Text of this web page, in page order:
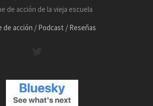
de acción de la vieja escuela
de acción / Podcast / Reseñas